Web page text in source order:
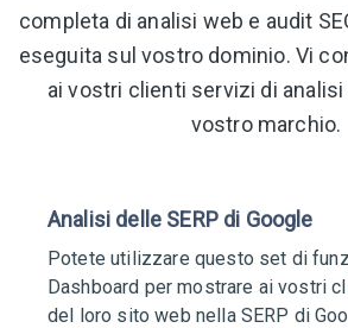
completa di analisi web e audit
eseguita sul vostro dominio. Vi
ai vostri clienti servizi di
vostro marchio.
Analisi delle SERP di Google
Potete utilizzare questo set di
Dashboard per mostrare ai vostri
del loro sito web nella SERP di